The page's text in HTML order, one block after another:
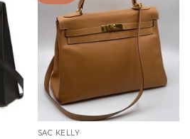
SAC KELLY